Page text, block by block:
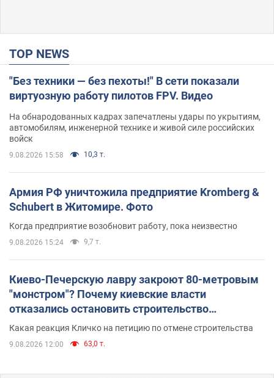
TOP NEWS
"Без техники — без пехоты!" В сети показали
виртуозную работу пилотов FPV. Видео
На обнародованных кадрах запечатлены удары по укрытиям,
автомобилям, инженерной технике и живой силе российских
войск
9.08.2026 15:58 10,3 т.
Армия РФ уничтожила предприятие Kromberg &
Schubert в Житомире. Фото
Когда предприятие возобновит работу, пока неизвестно
9.08.2026 15:24 9,7 т.
Киево-Печерскую лавру закроют 80-метровым
"монстром"? Почему киевские власти
отказались остановить строительство
небоскреба "московского верующего"
Какая реакция Кличко на петицию по отмене строительства
9.08.2026 12:00 63,0 т.